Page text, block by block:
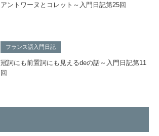
アントワーヌとコレット～入門日記第25回
フランス語入門日記
冠詞にも前置詞にも見えるdeの話～入門日記第11
回